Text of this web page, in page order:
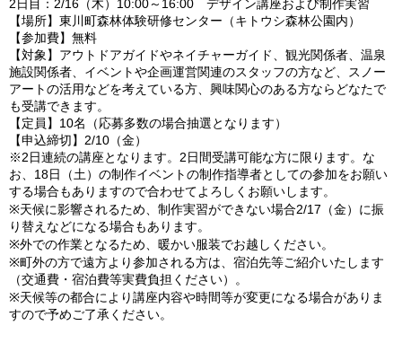
2日目：2/16（木）10:00～16:00 デザイン講座および制作実習
【場所】東川町森林体験研修センター（キトウシ森林公園内）
【参加費】無料
【対象】アウトドアガイドやネイチャーガイド、観光関係者、温泉
施設関係者、イベントや企画運営関連のスタッフの方など、スノー
アートの活用などを考えている方、興味関心のある方ならどなたで
も受講できます。
【定員】10名（応募多数の場合抽選となります）
【申込締切】2/10（金）
※2日連続の講座となります。2日間受講可能な方に限ります。な
お、18日（土）の制作イベントの制作指導者としての参加をお願い
する場合もありますので合わせてよろしくお願いします。
※天候に影響されるため、制作実習ができない場合2/17（金）に振
り替えなどになる場合もあります。
※外での作業となるため、暖かい服装でお越しください。
※町外の方で遠方より参加される方は、宿泊先等ご紹介いたします
（交通費・宿泊費等実費負担ください）。
※天候等の都合により講座内容や時間等が変更になる場合がありま
すので予めご了承ください。